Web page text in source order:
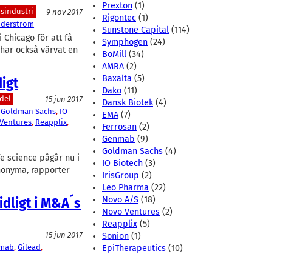
9 nov 2017
för att få
också värvat en
15 jun 2017
Goldman Sachs, IO
, Reapplix
science pågår nu i
rapporter
i M&A´s
15 jun 2017
, Gilead
Prexton (1)
Rigontec (1)
Sunstone Capital (114)
Symphogen (24)
BoMill (34)
AMRA (2)
Baxalta (5)
Dako (11)
Dansk Biotek(4)
EMA (7)
Ferrosan (2)
Genmab (9)
Goldman Sachs (4)
IO Biotech (3)
IrisGroup (2)
Leo Pharma (22)
Novo A/S (18)
Novo Ventures (2)
Reapplix (5)
Sonion (1)
EpiTherapeutics (10)